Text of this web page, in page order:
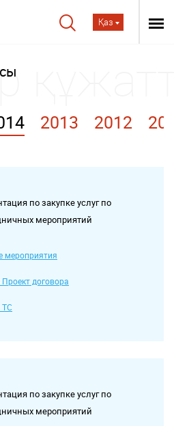
Қаз
2013 2012
по закупке услуг по
мероприятий
мероприятия
договора
по закупке услуг по
мероприятий